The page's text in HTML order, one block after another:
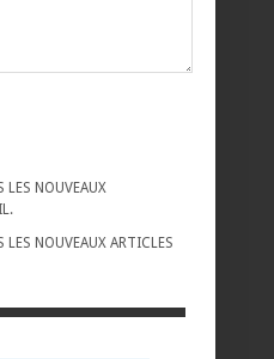
LES NOUVEAUX
LES NOUVEAUX ARTICLES